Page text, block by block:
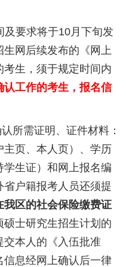
求将于10月下旬发
网后续发布的《网上
生，须于规定时间内
认工作的考生，报名信
需证明、证件材料：
页、本人页）、学历
生证）和网上报名编
户籍报考人员还须提
我区的社会保险缴费证
士研究生招生计划的
本人的《入伍批准
息经网上确认后一律